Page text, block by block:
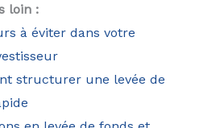
loin :
à éviter dans votre
structurer une levée de